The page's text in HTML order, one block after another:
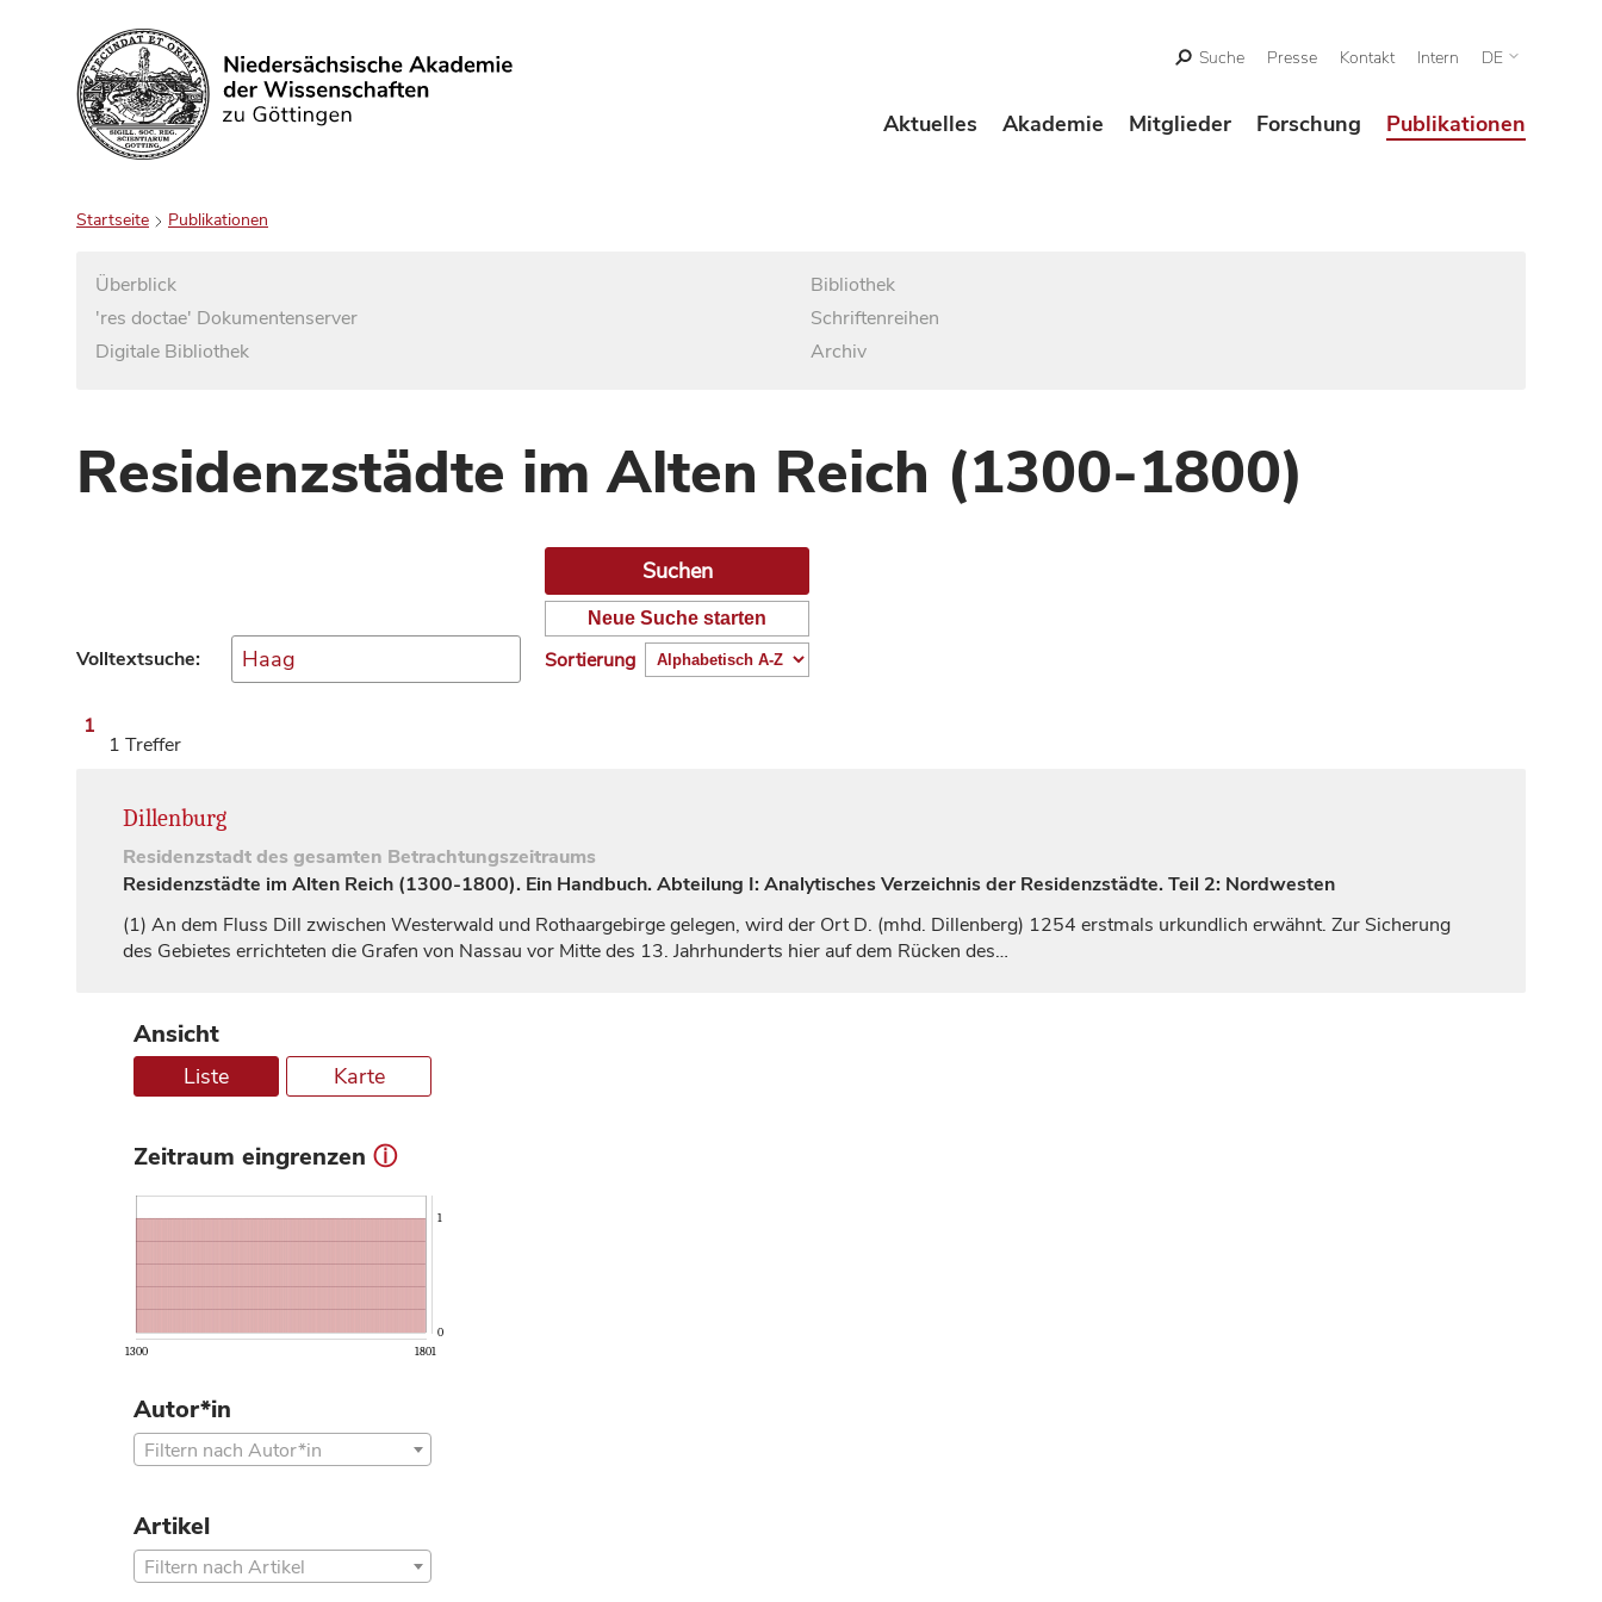
Suchen
Suche Presse Kontakt Intern DE
Aktuelles Akademie Mitglieder Forschung Publikationen
Startseite Publikationen
Überblick
'res doctae' Dokumentenserver
Digitale Bibliothek
Bibliothek
Schriftenreihen
Archiv
Residenzstädte im Alten Reich (1300-1800)
Volltextsuche:
Neue Suche starten
Sortierung
1
1 Treffer
Dillenburg
Residenzstadtdes gesamten Betrachtungszeitraums
Residenzstädte im Alten Reich (1300-1800). Ein Handbuch. Abteilung I: Analytisches Verzeichnis der Residenzstädte. Teil 2: Nordwesten
(1) An dem Fluss Dill zwischen Westerwald und Rothaargebirge gelegen, wird der Ort D. (mhd. Dillenberg) 1254 erstmals urkundlich erwähnt. Zur Sicherung
des Gebietes errichteten die Grafen von Nassau vor Mitte des 13. Jahrhunderts hier auf dem Rücken des…
Ansicht
Liste Karte
Zeitraum eingrenzen ⓘ
1300 1801
0
1
Autor*in
Filtern nach Autor*in
Artikel
Filtern nach Artikel